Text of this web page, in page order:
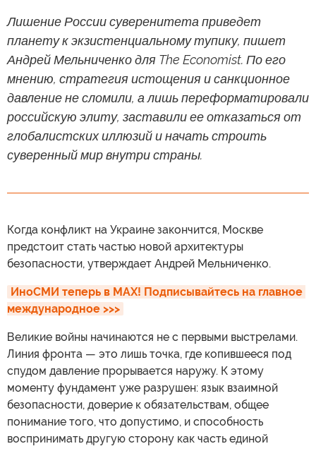
Лишение России суверенитета приведет
планету к экзистенциальному тупику, пишет
Андрей Мельниченко для The Economist. По его
мнению, стратегия истощения и санкционное
давление не сломили, а лишь переформатировали
российскую элиту, заставили ее отказаться от
глобалистских иллюзий и начать строить
суверенный мир внутри страны.
Когда конфликт на Украине закончится, Москве
предстоит стать частью новой архитектуры
безопасности, утверждает Андрей Мельниченко.
ИноСМИ теперь в MAX! Подписывайтесь на главное
международное >>>
Великие войны начинаются не с первыми выстрелами.
Линия фронта — это лишь точка, где копившееся под
спудом давление прорывается наружу. К этому
моменту фундамент уже разрушен: язык взаимной
безопасности, доверие к обязательствам, общее
понимание того, что допустимо, и способность
воспринимать другую сторону как часть единой